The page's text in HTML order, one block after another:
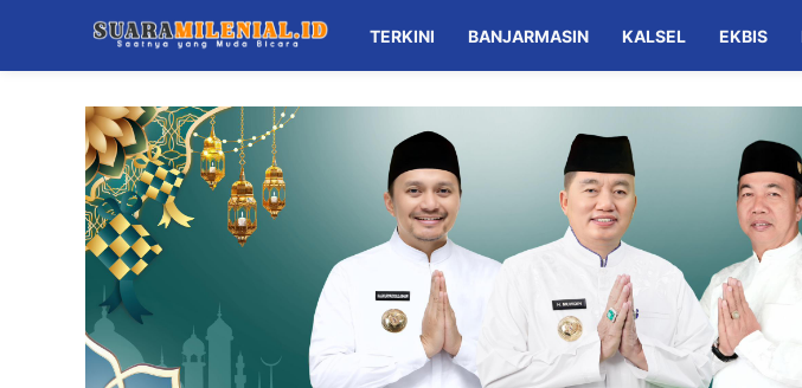
TERKINI BANJARMASIN KALSEL EKBIS